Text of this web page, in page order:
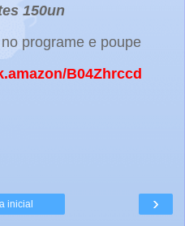
150un
programe e poupe
B04Zhrccd
›
inicial